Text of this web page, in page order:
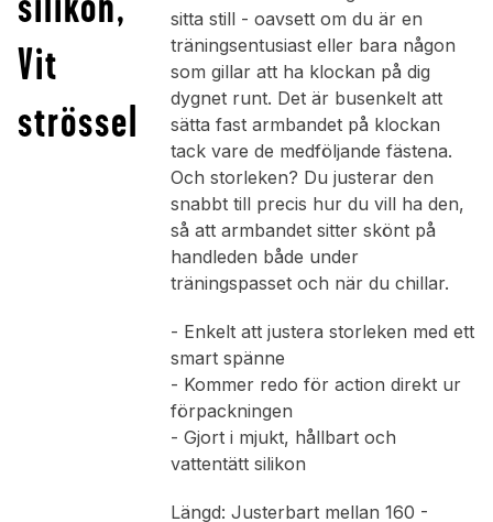
Vit
strössel
sitta still - oavsett om du är en
träningsentusiast eller bara någon
som gillar att ha klockan på dig
dygnet runt. Det är busenkelt att
sätta fast armbandet på klockan
tack vare de medföljande fästena.
Och storleken? Du justerar den
snabbt till precis hur du vill ha den,
så att armbandet sitter skönt på
handleden både under
träningspasset och när du chillar.
- Enkelt att justera storleken med ett
smart spänne
- Kommer redo för action direkt ur
förpackningen
- Gjort i mjukt, hållbart och
vattentätt silikon
Längd: Justerbart mellan 160 -